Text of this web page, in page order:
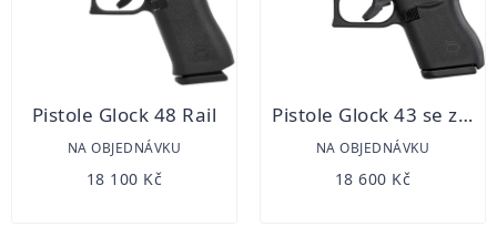
Pistole Glock 48 Rail
NA OBJEDNÁVKU
18 100 Kč
Pistole Glock 43 se závitem
NA OBJEDNÁVKU
18 600 Kč